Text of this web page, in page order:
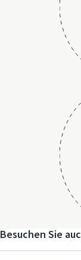
Besuchen Sie